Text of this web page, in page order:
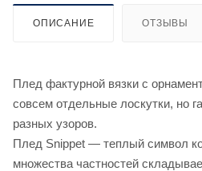
ОПИСАНИЕ ОТЗЫВЫ
Плед фактурной вязки с
совсем отдельные лоскутки, но
разных узоров.
Плед Snippet — теплый символ
множества частностей